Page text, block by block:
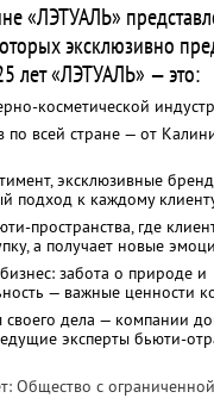
«ЛЭТУАЛЬ»
эксклюзивно
лет «ЛЭТУАЛЬ» — это:
косметической
по всей стране — от
эксклюзивные
подход к каждому
пространства, где
а получает новые
забота о природе и
— важные ценности
дела — компании
эксперты бьюти-
Общество с ограниченной